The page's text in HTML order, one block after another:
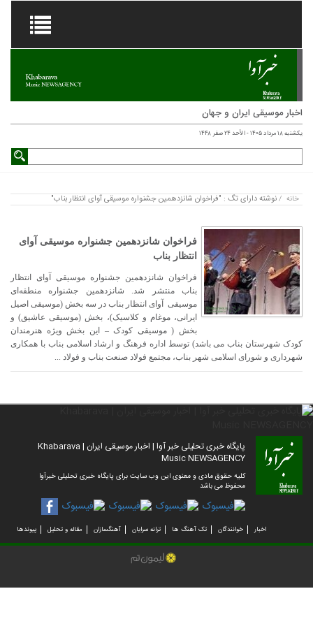
اخبار موسیقی ایران و جهان
یکشنبه ۱۸ مرداد ۱۴۰۵ - الأحد ۲۴ صفر ۱۴۴۸
خانه /نوشته دارای تگ : "فراخوان شانزدهمین جشنواره موسیقی آوای انتظار بناب"
فراخوان شانزدهمین جشنواره موسیقی آوای
انتظار بناب
فراخوان شانزدهمین جشنواره موسیقی آوای انتظار
بناب منتشر شد. شانزدهمین جشنواره منطقه‌ای
موسیقی آوای انتظار بناب در سه بخش (موسیقی اصیل
ایرانی، موغام و کلاسیک)، بخش (موسیقی عاشیق) و
بخش ( موسیقی کودک – این بخش ویژه هنرمندان
کودک شهرستان بناب می باشد) توسط اداره فرهنگ و ارشاد اسلامی بناب با همکاری
شهرداری و شورای اسلامی شهر بناب، مجتمع فولاد صنعت بناب و فولاد ...
پایگاه خبری تحلیلی خبر آوا | اخبار موسیقی ایران | Khabarava
Music NEWSAGENCY
کلیه حقوق مادی و معنوی این وب سایت برای پایگاه خبری تحلیلی خبرآوا
محفوظ می باشد
اخبار خوانندگان تک آهنگ ها ترانه سرایان آهنگسازان مقاله و تحلیل پیوندها